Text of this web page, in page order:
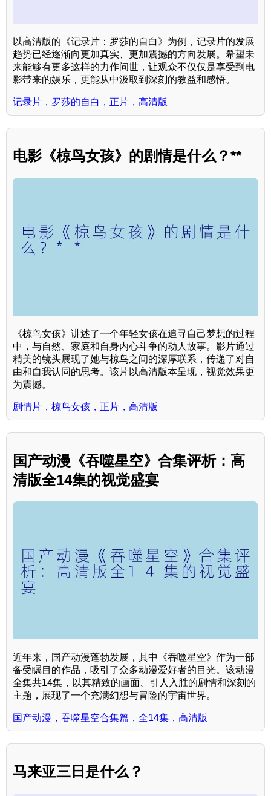
以高清版的《记录片：罗莎的自白》为例，记录片的发展
趋势已经逐渐向更加真实、更加震撼的方向发展。希望未
来能够有更多这样的力作问世，让观众不仅仅是享受到电
影带来的娱乐，更能从中汲取到深刻的教益和感悟。
记录片，罗莎的自白，正片，高清版
电影《椋鸟女孩》的剧情是什么？**
《椋鸟女孩》讲述了一个年轻女孩在追寻自己梦想的过程
中，与自然、家庭和自身内心斗争的动人故事。影片通过
精美的镜头展现了她与椋鸟之间的深厚联系，传递了对自
由和自我认同的思考。该片以高清版本呈现，视觉效果更
为震撼。
剧情片，椋鸟女孩，正片，高清版
国产动漫《吞噬星空》合集评析：高
清版全14集的视觉盛宴
近年来，国产动漫蓬勃发展，其中《吞噬星空》作为一部
备受瞩目的作品，吸引了众多动漫爱好者的目光。该动漫
全集共14集，以其精致的画面、引人入胜的剧情和深刻的
主题，展现了一个充满幻想与冒险的宇宙世界。
国产动漫，吞噬星空合集篇，全14集，高清版
马来亚三日是什么？